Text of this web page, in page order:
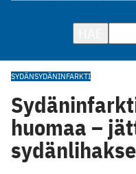
SYDÄNSYDÄNINFARKTI
huomaa –